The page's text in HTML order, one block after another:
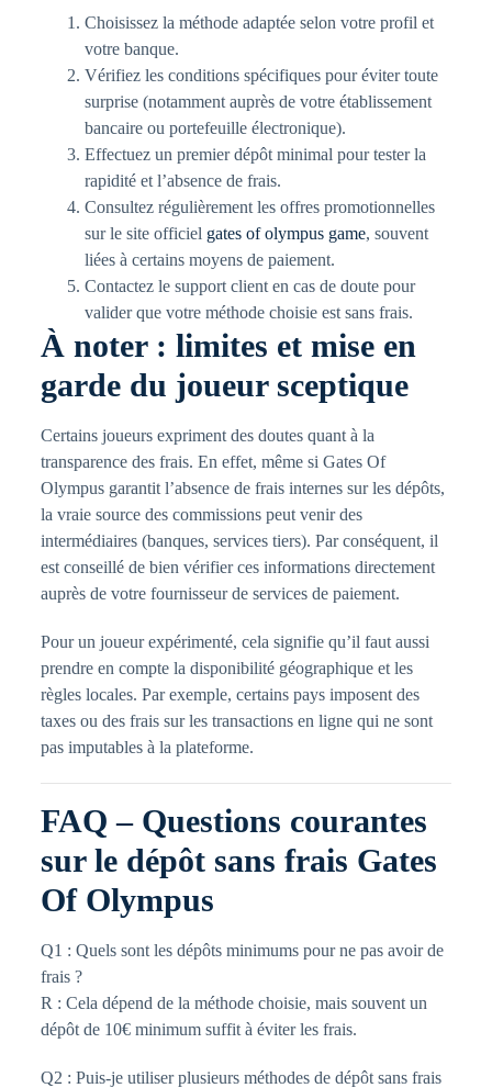
Choisissez la méthode adaptée selon votre profil et
votre banque.
Vérifiez les conditions spécifiques pour éviter toute
surprise (notamment auprès de votre établissement
bancaire ou portefeuille électronique).
Effectuez un premier dépôt minimal pour tester la
rapidité et l’absence de frais.
Consultez régulièrement les offres promotionnelles
sur le site officiel gates of olympus game, souvent
liées à certains moyens de paiement.
Contactez le support client en cas de doute pour
valider que votre méthode choisie est sans frais.
À noter : limites et mise en
garde du joueur sceptique
Certains joueurs expriment des doutes quant à la
transparence des frais. En effet, même si Gates Of
Olympus garantit l’absence de frais internes sur les dépôts,
la vraie source des commissions peut venir des
intermédiaires (banques, services tiers). Par conséquent, il
est conseillé de bien vérifier ces informations directement
auprès de votre fournisseur de services de paiement.
Pour un joueur expérimenté, cela signifie qu’il faut aussi
prendre en compte la disponibilité géographique et les
règles locales. Par exemple, certains pays imposent des
taxes ou des frais sur les transactions en ligne qui ne sont
pas imputables à la plateforme.
FAQ – Questions courantes
sur le dépôt sans frais Gates
Of Olympus
Q1 : Quels sont les dépôts minimums pour ne pas avoir de
frais ?
R : Cela dépend de la méthode choisie, mais souvent un
dépôt de 10€ minimum suffit à éviter les frais.
Q2 : Puis-je utiliser plusieurs méthodes de dépôt sans frais